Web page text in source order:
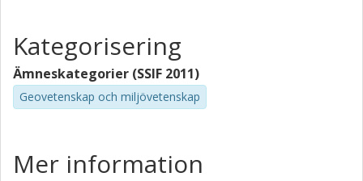
Kategorisering
Ämneskategorier (SSIF 2011)
Geovetenskap och miljövetenskap
Mer information